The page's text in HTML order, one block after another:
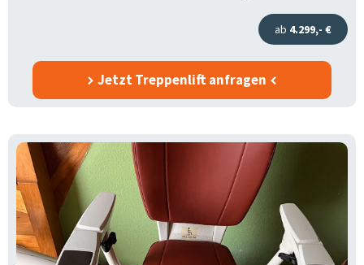
ab 4.299,- €
Jetzt Treppenlift anfragen